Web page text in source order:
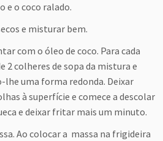
e o coco ralado.
e misturar bem.
com o óleo de coco. Para cada
2 colheres de sopa da mistura e
lhe uma forma redonda. Deixar
à superfície e comece a descolar
e deixar fritar mais um minuto.
Ao colocar a massa na frigideira